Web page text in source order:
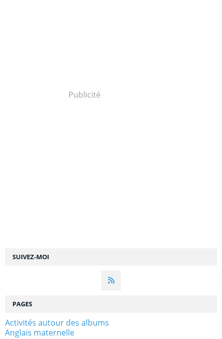
SUIVEZ-MOI
Publicité
PAGES
Activités autour des albums
Anglais maternelle